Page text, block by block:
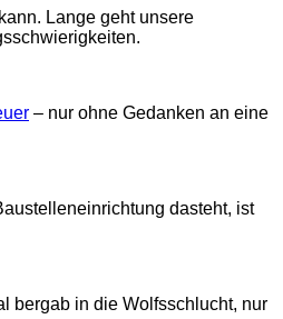
Lange geht unsere
– nur ohne Gedanken an eine
dasteht, ist
bergab in die Wolfsschlucht, nur